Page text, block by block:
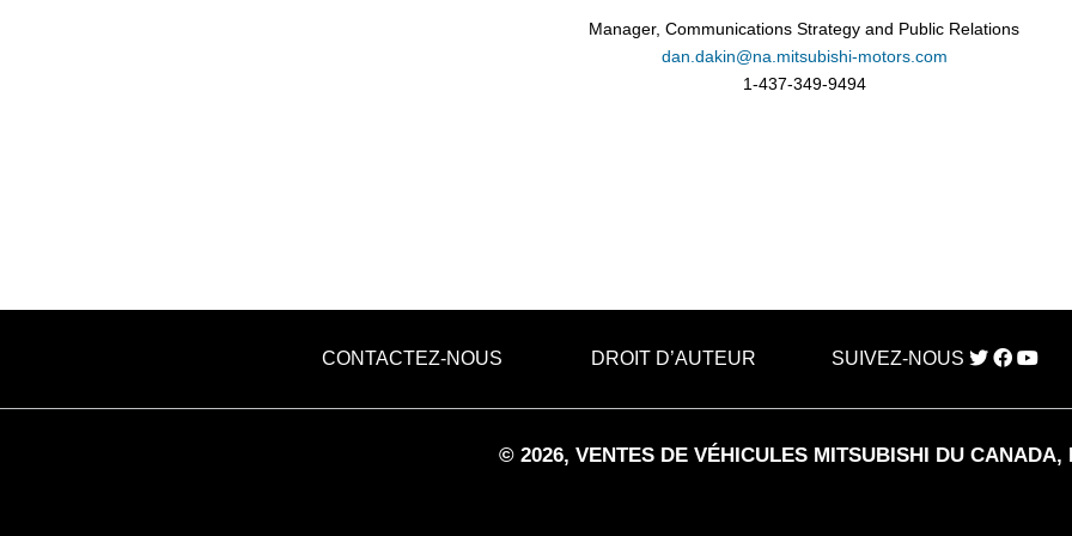
Manager, Communications Strategy and Public Relations
dan.dakin@na.mitsubishi-motors.com
1-437-349-9494
CONTACTEZ-NOUS DROIT D’AUTEUR SUIVEZ-NOUS
© 2026, VENTES DE VÉHICULES MITSUBISHI DU CANADA,